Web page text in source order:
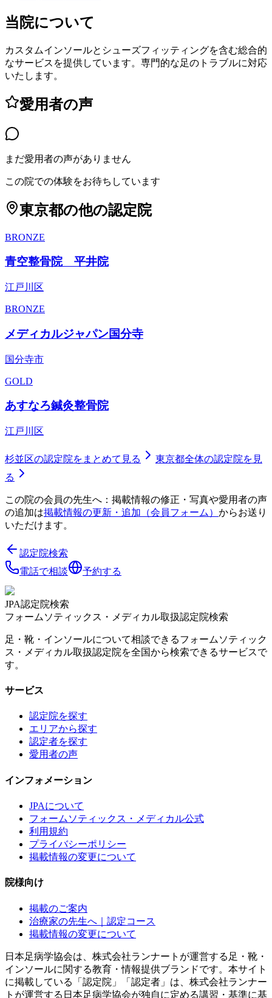
当院について
カスタムインソールとシューズフィッティングを含む総合的
なサービスを提供しています。専門的な足のトラブルに対応
いたします。
愛用者の声
まだ愛用者の声がありません
この院での体験をお待ちしています
東京都の他の認定院
BRONZE
青空整骨院 平井院
江戸川区
BRONZE
メディカルジャパン国分寺
国分寺市
GOLD
あすなろ鍼灸整骨院
江戸川区
杉並区の認定院をまとめて見る 東京都全体の認定院を見
る
この院の会員の先生へ：掲載情報の修正・写真や愛用者の声
の追加は掲載情報の更新・追加（会員フォーム） からお送り
いただけます。
認定院検索
電話で相談
予約する
JPA認定院検索
フォームソティックス・メディカル取扱認定院検索
足・靴・インソールについて相談できるフォームソティック
ス・メディカル取扱認定院を全国から検索できるサービスで
す。
サービス
認定院を探す
エリアから探す
認定者を探す
愛用者の声
インフォメーション
JPAについて
フォームソティックス・メディカル公式
利用規約
プライバシーポリシー
掲載情報の変更について
院様向け
掲載のご案内
治療家の先生へ｜認定コース
掲載情報の変更について
日本足病学協会は、株式会社ランナートが運営する足・靴・
インソールに関する教育・情報提供ブランドです。本サイト
に掲載している「認定院」「認定者」は、株式会社ランナー
トが運営する日本足病学協会が独自に定める講習・基準に基